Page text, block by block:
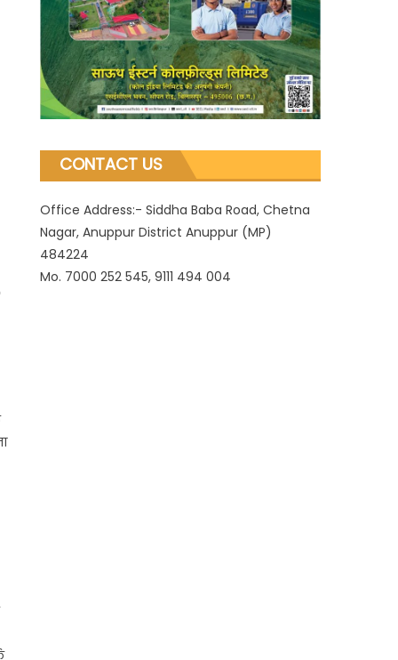
CONTACT US
Office Address:- Siddha Baba Road, Chetna
Nagar, Anuppur District Anuppur (MP)
484224
Mo. 7000 252 545, 9111 494 004